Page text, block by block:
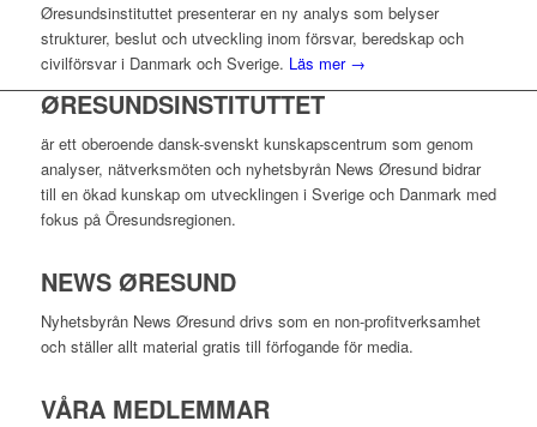
Øresundsinstituttet presenterar en ny analys som belyser
strukturer, beslut och utveckling inom försvar, beredskap och
civilförsvar i Danmark och Sverige. Läs mer →
ØRESUNDSINSTITUTTET
är ett oberoende dansk-svenskt kunskapscentrum som genom
analyser, nätverksmöten och nyhetsbyrån News Øresund bidrar
till en ökad kunskap om utvecklingen i Sverige och Danmark med
fokus på Öresundsregionen.
NEWS ØRESUND
Nyhetsbyrån News Øresund drivs som en non-profitverksamhet
och ställer allt material gratis till förfogande för media.
VÅRA MEDLEMMAR